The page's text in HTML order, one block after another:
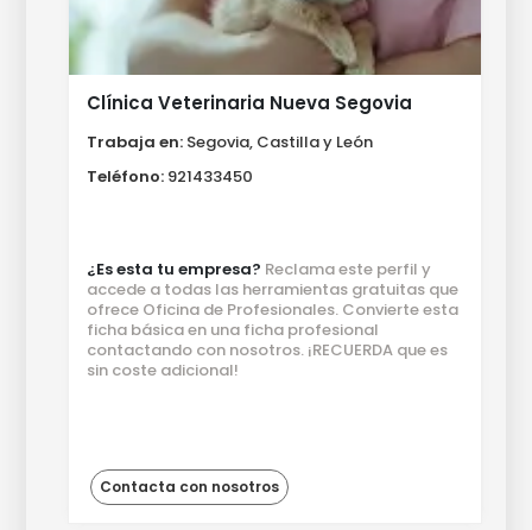
Clínica Veterinaria Nueva Segovia
Trabaja en: Segovia, Castilla y León
Teléfono: 921433450
¿Es esta tu empresa? Reclama este perfil y
accede a todas las herramientas gratuitas que
ofrece Oficina de Profesionales. Convierte esta
ficha básica en una ficha profesional
contactando con nosotros. ¡RECUERDA que es
sin coste adicional!
Contacta con nosotros